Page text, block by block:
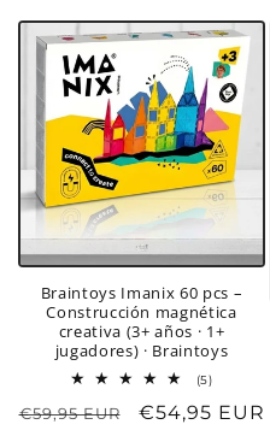
oferta
Braintoys Imanix 60 pcs –
Construcción magnética
creativa (3+ años · 1+
jugadores) · Braintoys
(5)5
totales
Precio
€59,95 EUR
Precio
€54,95 EUR